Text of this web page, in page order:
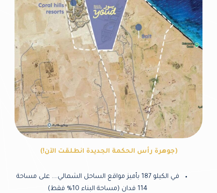
(جوهرة رأس الحكمة الجديدة انطلقت الآن!)
في الكيلو 187 بأميز مواقع الساحل الشمالي…. على مساحة
114 فدان (مساحة البناء 10% فقط)